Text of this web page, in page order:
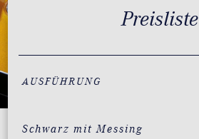
Preisliste
AUSFÜHRUNG
Schwarz mit Messing